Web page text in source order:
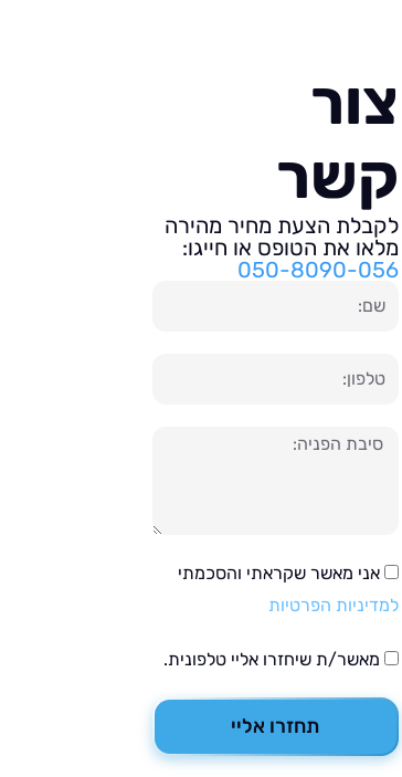
צור
קשר
לקבלת הצעת מחיר מהירה
מלאו את הטופס או חייגו:
050-8090-056
טלפון
הודעה
אני מאשר שקראתי והסכמתי
למדיניות הפרטיות
מאשר/ת שיחזרו אליי טלפונית.
תחזרו אליי